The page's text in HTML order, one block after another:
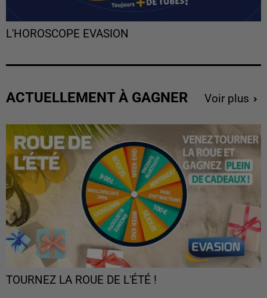
L'HOROSCOPE EVASION
ACTUELLEMENT À GAGNER Voir plus
TOURNEZ LA ROUE DE L'ÉTÉ !